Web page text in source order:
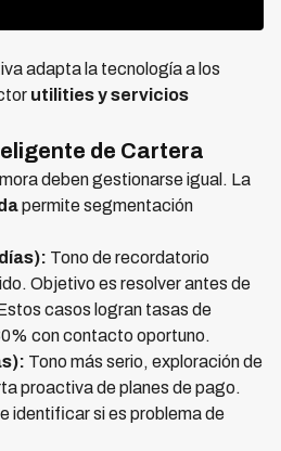
adapta la tecnología a los
utilities y servicios
de Cartera
deben gestionarse igual. La
permite segmentación
Tono de recordatorio
Objetivo es resolver antes de
casos logran tasas de
con contacto oportuno.
Tono más serio, exploración de
proactiva de planes de pago.
identificar si es problema de